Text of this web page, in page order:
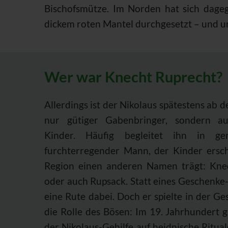
Bischofsmütze. Im Norden hat sich
dickem roten Mantel durchgesetzt – und
Wer war Knecht Ruprecht?
Allerdings ist der Nikolaus spätestens ab
nur gütiger Gabenbringer, sondern
Kinder. Häufig begleitet ihn in
furchterregender Mann, der Kinder
Region einen anderen Namen trägt:
oder auch Rupsack. Statt eines
eine Rute dabei. Doch er spielte in der
die Rolle des Bösen: Im 19. Jahrhundert